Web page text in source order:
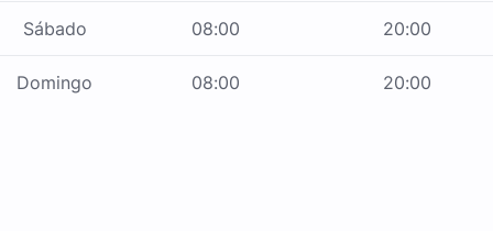
Sábado 08:00 20:00
Domingo 08:00 20:00